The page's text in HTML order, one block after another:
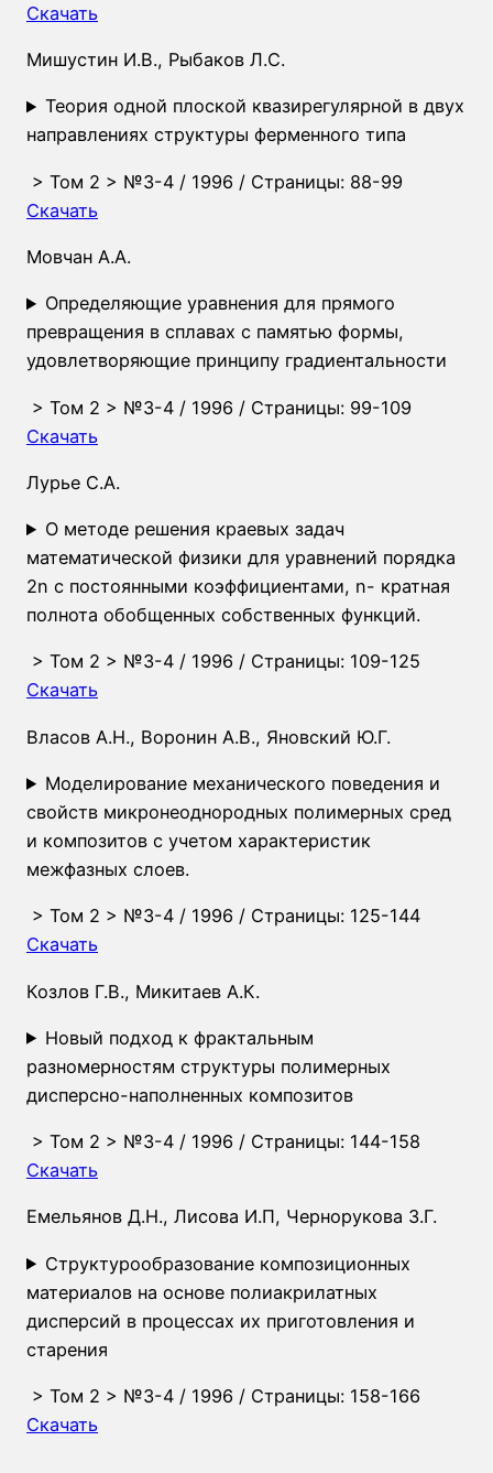
Скачать
Мишустин И.В., Рыбаков Л.С.
Теория одной плоской квазирегулярной в двух
направлениях структуры ферменного типа
> Том 2 > №3-4 / 1996 / Страницы: 88-99
Скачать
Мовчан А.А.
Определяющие уравнения для прямого
превращения в сплавах с памятью формы,
удовлетворяющие принципу градиентальности
> Том 2 > №3-4 / 1996 / Страницы: 99-109
Скачать
Лурье С.А.
О методе решения краевых задач
математической физики для уравнений порядка
2n с постоянными коэффициентами, n- кратная
полнота обобщенных собственных функций.
> Том 2 > №3-4 / 1996 / Страницы: 109-125
Скачать
Власов А.Н., Воронин А.В., Яновский Ю.Г.
Моделирование механического поведения и
свойств микронеоднородных полимерных сред
и композитов с учетом характеристик
межфазных слоев.
> Том 2 > №3-4 / 1996 / Страницы: 125-144
Скачать
Козлов Г.В., Микитаев А.К.
Новый подход к фрактальным
разномерностям структуры полимерных
дисперсно-наполненных композитов
> Том 2 > №3-4 / 1996 / Страницы: 144-158
Скачать
Емельянов Д.Н., Лисова И.П, Чернорукова З.Г.
Структурообразование композиционных
материалов на основе полиакрилатных
дисперсий в процессах их приготовления и
старения
> Том 2 > №3-4 / 1996 / Страницы: 158-166
Скачать